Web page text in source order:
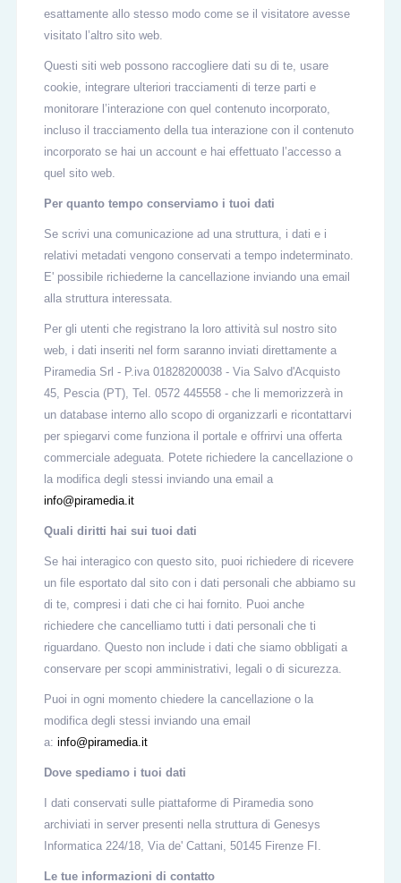
esattamente allo stesso modo come se il visitatore avesse
visitato l’altro sito web.
Questi siti web possono raccogliere dati su di te, usare
cookie, integrare ulteriori tracciamenti di terze parti e
monitorare l’interazione con quel contenuto incorporato,
incluso il tracciamento della tua interazione con il contenuto
incorporato se hai un account e hai effettuato l’accesso a
quel sito web.
Per quanto tempo conserviamo i tuoi dati
Se scrivi una comunicazione ad una struttura, i dati e i
relativi metadati vengono conservati a tempo indeterminato.
E' possibile richiederne la cancellazione inviando una email
alla struttura interessata.
Per gli utenti che registrano la loro attività sul nostro sito
web, i dati inseriti nel form saranno inviati direttamente a
Piramedia Srl - P.iva 01828200038 - Via Salvo d'Acquisto
45, Pescia (PT), Tel. 0572 445558 - che li memorizzerà in
un database interno allo scopo di organizzarli e ricontattarvi
per spiegarvi come funziona il portale e offrirvi una offerta
commerciale adeguata. Potete richiedere la cancellazione o
la modifica degli stessi inviando una email a
info@piramedia.it
Quali diritti hai sui tuoi dati
Se hai interagico con questo sito, puoi richiedere di ricevere
un file esportato dal sito con i dati personali che abbiamo su
di te, compresi i dati che ci hai fornito. Puoi anche
richiedere che cancelliamo tutti i dati personali che ti
riguardano. Questo non include i dati che siamo obbligati a
conservare per scopi amministrativi, legali o di sicurezza.
Puoi in ogni momento chiedere la cancellazione o la
modifica degli stessi inviando una email
a: info@piramedia.it
Dove spediamo i tuoi dati
I dati conservati sulle piattaforme di Piramedia sono
archiviati in server presenti nella struttura di Genesys
Informatica 224/18, Via de' Cattani, 50145 Firenze FI.
Le tue informazioni di contatto